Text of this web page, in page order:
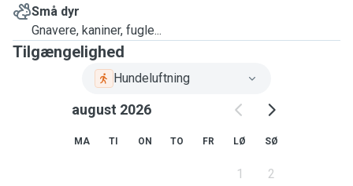
Små dyr
Gnavere, kaniner, fugle...
Tilgængelighed
Hundeluftning
august 2026
MA TI ON TO FR LØ SØ
1 2